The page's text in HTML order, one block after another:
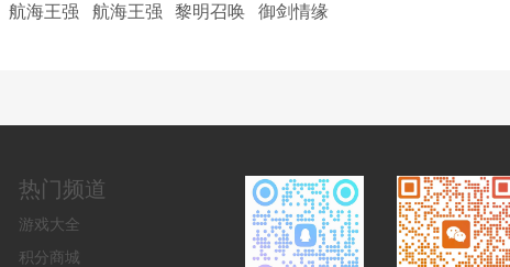
航海王强
航海王强
黎明召唤
御剑情缘
热门频道
游戏大全
积分商城